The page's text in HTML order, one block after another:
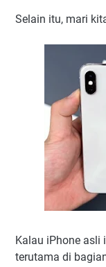
Selain itu, mari
Kalau iPhone asli
terutama di